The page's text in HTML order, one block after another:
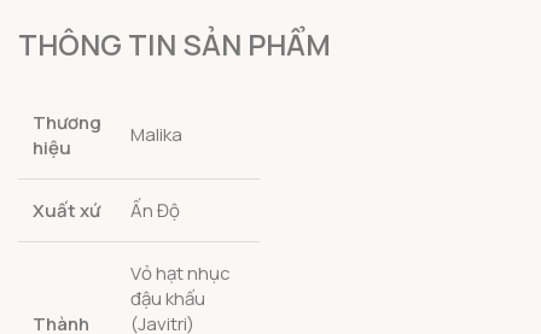
THÔNG TIN SẢN PHẨM
Thương
hiệu
Malika
Xuất xứ Ấn Độ
Thành
Vỏ hạt nhục
đậu khấu
(Javitri)